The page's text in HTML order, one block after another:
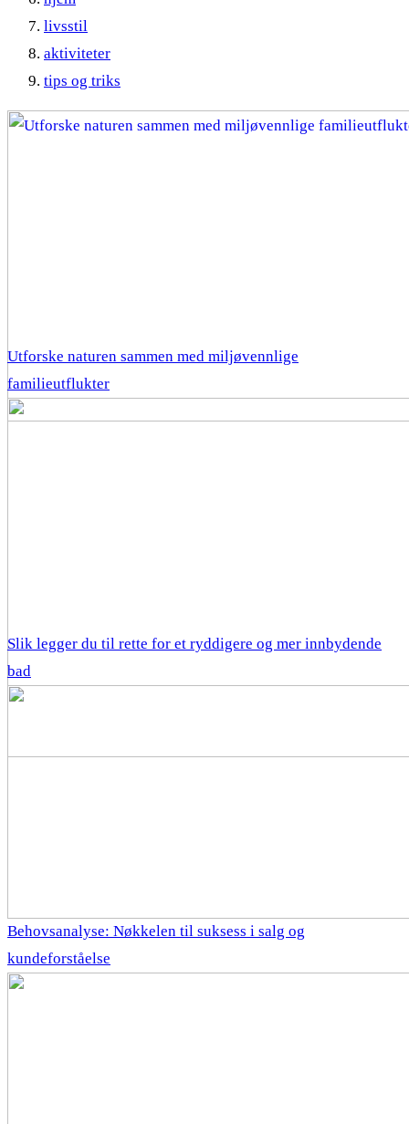
livsstil
aktiviteter
tips og triks
Utforske naturen sammen med miljøvennlige
familieutflukter
Slik legger du til rette for et ryddigere og mer innbydende
bad
Behovsanalyse: Nøkkelen til suksess i salg og
kundeforståelse